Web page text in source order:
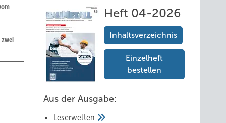
zwei
Heft 04-2026
Inhaltsverzeichnis
Einzelheft
bestellen
Aus der Ausgabe:
Leserwelten